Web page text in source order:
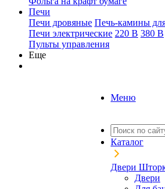
Печи
Печи дровяные Печь-камины
Печи электрические 220 В 380 В
Пульты управления
Еще
Меню
Каталог
Двери
Двери